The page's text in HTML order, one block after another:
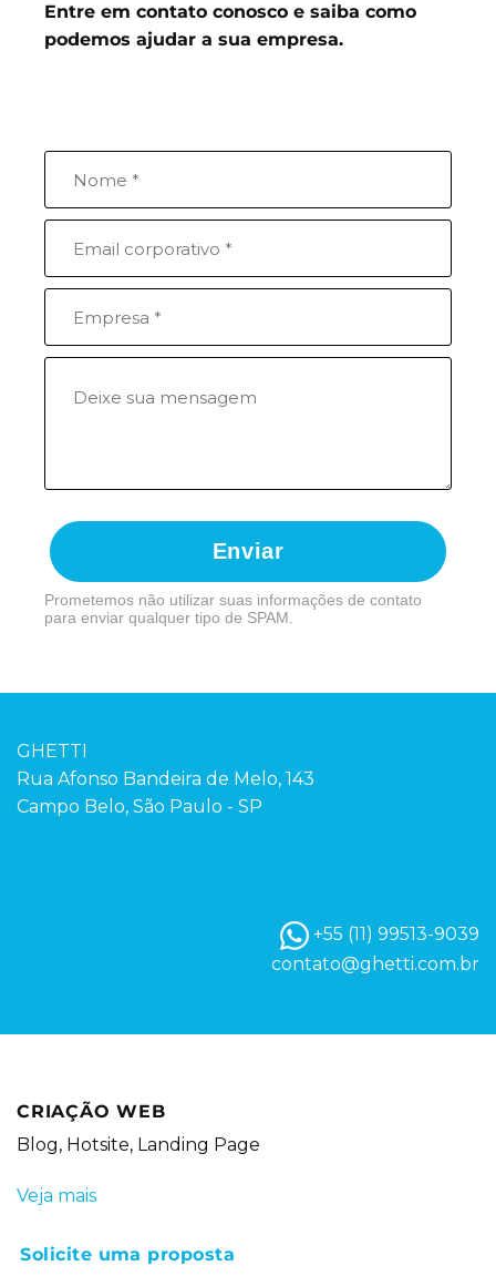
Entre em contato conosco e saiba como
podemos ajudar a sua empresa.
Enviar
Prometemos não utilizar suas informações de contato
para enviar qualquer tipo de SPAM.
GHETTI
Rua Afonso Bandeira de Melo, 143
Campo Belo, São Paulo - SP
+55 (11) 99513-9039
contato@ghetti.com.br
CRIAÇÃO WEB
Blog, Hotsite, Landing Page
Veja mais
Solicite uma proposta